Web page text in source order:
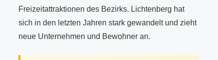
Freizeitattraktionen des Bezirks. Lichtenberg hat
sich in den letzten Jahren stark gewandelt und zieht
neue Unternehmen und Bewohner an.